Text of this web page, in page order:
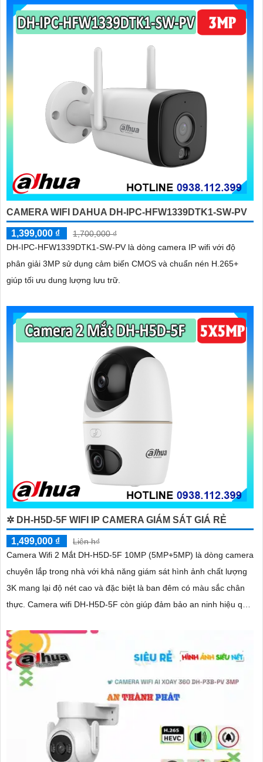
CAMERA WIFI DAHUA DH-IPC-HFW1339DTK1-SW-PV
1,399,000 ₫
1,700,000 ₫
DH-IPC-HFW1339DTK1-SW-PV là dòng camera IP wifi với độ
phân giải 3MP sử dụng cảm biến CMOS và chuẩn nén H.265+
giúp tối ưu dung lượng lưu trữ.
✲ DH-H5D-5F WIFI IP CAMERA GIÁM SÁT GIÁ RẺ
1,499,000 ₫
Liên h₫
Camera Wifi 2 Mắt DH-H5D-5F 10MP (5MP+5MP) là dòng camera
chuyên lắp trong nhà với khả năng giám sát hình ảnh chất lượng
3K mang lại độ nét cao và đặc biệt là ban đêm có màu sắc chân
thực. Camera wifi DH-H5D-5F còn giúp đảm bảo an ninh hiệu quả